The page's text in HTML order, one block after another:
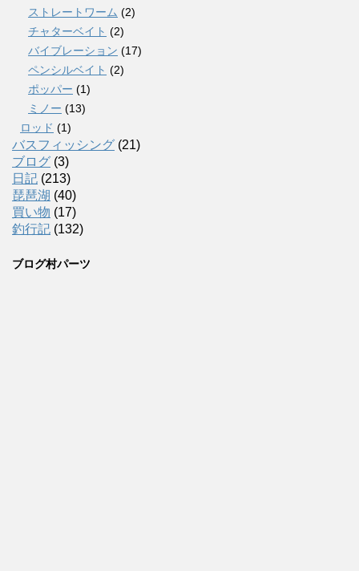
ストレートワーム (2)
チャターベイト (2)
バイブレーション (17)
ペンシルベイト (2)
ポッパー (1)
ミノー (13)
ロッド (1)
バスフィッシング (21)
ブログ (3)
日記 (213)
琵琶湖 (40)
買い物 (17)
釣行記 (132)
ブログ村パーツ